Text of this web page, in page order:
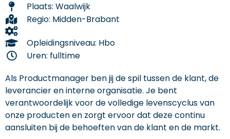
Plaats: Waalwijk
Regio: Midden-Brabant
Opleidingsniveau: Hbo
Uren: fulltime
Als Productmanager ben jij de spil tussen de klant, de
leverancier en interne organisatie. Je bent
verantwoordelijk voor de volledige levenscyclus van
onze producten en zorgt ervoor dat deze continu
aansluiten bij de behoeften van de klant en de markt.